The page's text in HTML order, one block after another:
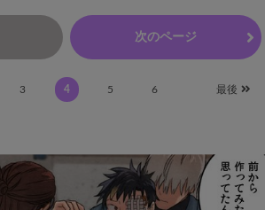
次のページ
3 4 5 6 最後